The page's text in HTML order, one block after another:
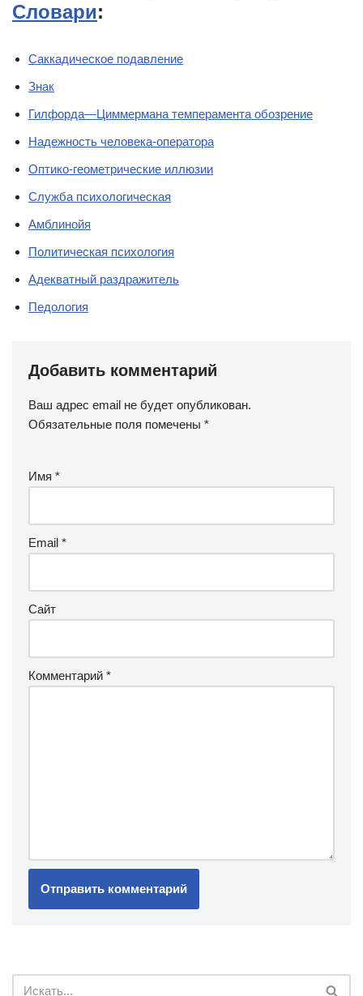
Словари:
Саккадическое подавление
Знак
Гилфорда—Циммермана темперамента обозрение
Надежность человека-оператора
Оптико-геометрические иллюзии
Служба психологическая
Амблинойя
Политическая психология
Адекватный раздражитель
Педология
Добавить комментарий
Ваш адрес email не будет опубликован.
Обязательные поля помечены *
Имя *
Email *
Сайт
Комментарий *